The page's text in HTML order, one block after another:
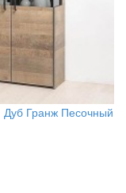
Дуб Гранж Песочный